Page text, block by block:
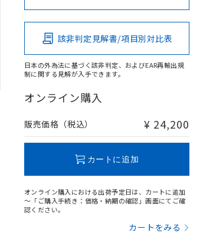
該非判定見解書/項目別対比表
日本の外為法に基づく該非判定、およびEAR再輸出規
制に関する見解が入手できます。
オンライン購入
販売価格（税込） ¥ 24,200
カートに追加
オンライン購入における出荷予定日は、カートに追加
～「ご購入手続き：価格・納期の確認」画面にてご確
認ください。
カートをみる